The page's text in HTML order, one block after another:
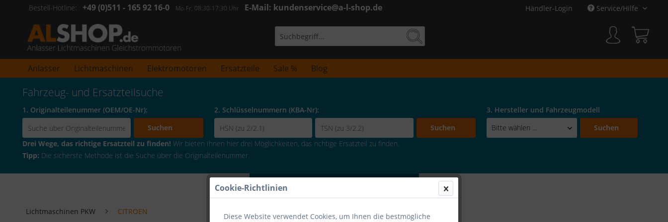
Bestell-Hotline: +49 (0)511 - 165 92 16-0 Mo-Fr, 08:30-17:30 Uhr E-Mail: kundenservice@a-l-shop.de Händler-Login Service/Hilfe
Anlasser Lichtmaschinen Elektromotoren Ersatzteile Sale % Blog
Fahrzeug- und Ersatzteilsuche
1. Originalteilenummer (OEM/OE-Nr):
Suchen
2. Schlüsselnummern (KBA-Nr):
Suchen
3. Hersteller und Fahrzeugmodell
Suchen
Drei Wege, das richtige Ersatzteil zu finden! Wir bieten Ihnen hier drei Möglichkeiten, das richtige Ersatzteil zu finden.
Tipp: Die sicherste Methode ist die Suche über die Originalteilenummer.
Lichtmaschinen PKW CITROEN
Cookie-Richtlinien
Diese Website verwendet Cookies, um Ihnen die bestmögliche